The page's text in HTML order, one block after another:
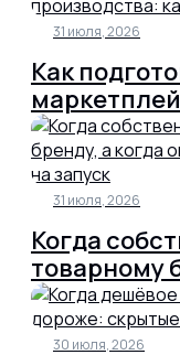
31 июля, 2026
Как
карточка,
31 июля, 2026
Когда
товарному
только
запуск
30 июля, 2026